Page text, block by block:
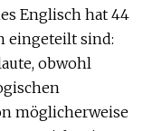
Englisch hat 44
eingeteilt sind:
obwohl
möglicherweise